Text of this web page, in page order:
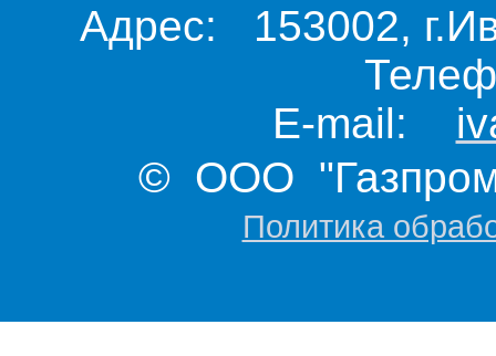
Адрес: 153002,
E-mail:
© ООО "Газпром
Политика